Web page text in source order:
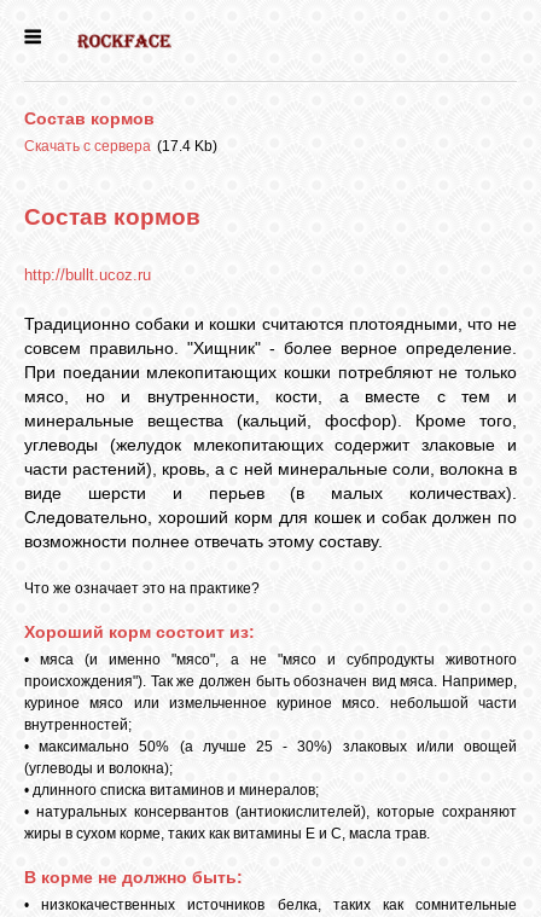
ДЕВОЧКИ
МАЛЬЧИКИ
ВЫПУСКНИКИ
ПОЧИТАТЬ
КОШКИ
СВЯЗЬ
FACEBOOK
Состав кормов
Скачать с сервера (17.4 Kb)
Состав кормов
http://bullt.ucoz.ru
Традиционно собаки и кошки считаются плотоядными, что не
совсем правильно. "Хищник" - более верное определение.
При поедании млекопитающих кошки потребляют не только
мясо, но и внутренности, кости, а вместе с тем и
минеральные вещества (кальций, фосфор). Кроме того,
углеводы (желудок млекопитающих содержит злаковые и
части растений), кровь, а с ней минеральные соли, волокна в
виде шерсти и перьев (в малых количествах).
Следовательно, хороший корм для кошек и собак должен по
возможности полнее отвечать этому составу.
Что же означает это на практике?
Хороший корм состоит из:
• мяса (и именно "мясо", а не "мясо и субпродукты животного
происхождения"). Так же должен быть обозначен вид мяса. Например,
куриное мясо или измельченное куриное мясо. небольшой части
внутренностей;
• максимально 50% (а лучше 25 - 30%) злаковых и/или овощей
(углеводы и волокна);
• длинного списка витаминов и минералов;
• натуральных консервантов (антиокислителей), которые сохраняют
жиры в сухом корме, таких как витамины Е и С, масла трав.
В корме не должно быть:
• низкокачественных источников белка, таких как сомнительные